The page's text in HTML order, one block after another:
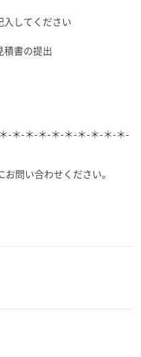
してください
積書の提出
-＊-＊-＊-＊-＊-＊-＊-＊-＊-
問い合わせください。